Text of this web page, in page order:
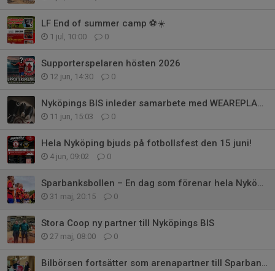
LF End of summer camp ⚽☀️
1 jul, 10:00 0
Supporterspelaren hösten 2026
12 jun, 14:30 0
Nyköpings BIS inleder samarbete med WEAREPLAAY
11 jun, 15:03 0
Hela Nyköping bjuds på fotbollsfest den 15 juni!
4 jun, 09:02 0
Sparbanksbollen – En dag som förenar hela Nyköping
31 maj, 20:15 0
Stora Coop ny partner till Nyköpings BIS
27 maj, 08:00 0
Bilbörsen fortsätter som arenapartner till Sparbanksbollen 2026